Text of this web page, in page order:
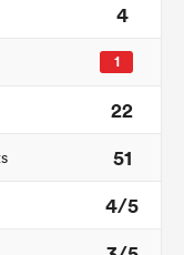
4
1
22
51
4/5